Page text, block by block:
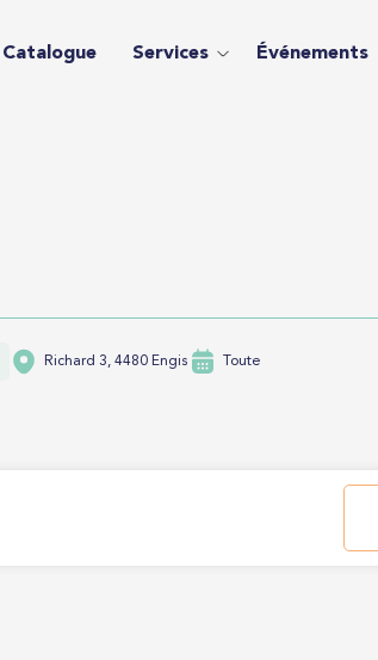
Catalogue Services Événements
Richard 3, 4480 Engis Toute